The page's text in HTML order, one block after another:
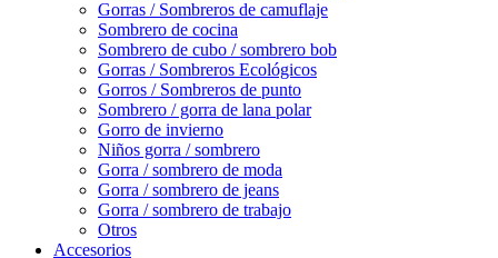
Gorras / Sombreros de camuflaje
Sombrero de cocina
Sombrero de cubo / sombrero bob
Gorras / Sombreros Ecológicos
Gorros / Sombreros de punto
Sombrero / gorra de lana polar
Gorro de invierno
Niños gorra / sombrero
Gorra / sombrero de moda
Gorra / sombrero de jeans
Gorra / sombrero de trabajo
Otros
Accesorios